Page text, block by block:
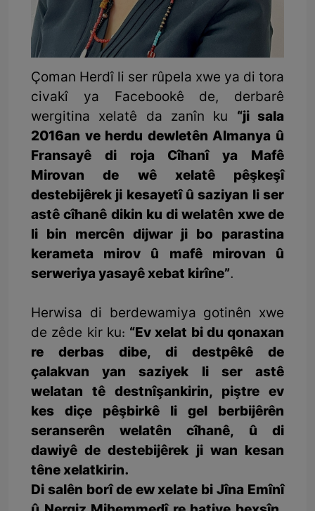
Çoman Herdî li ser rûpela xwe ya di tora
civakî ya Facebookê de, derbarê
wergitina xelatê da zanîn ku “ji sala
2016an ve herdu dewletên Almanya û
Fransayê di roja Cîhanî ya Mafê
Mirovan de wê xelatê pêşkeşî
destebijêrek ji kesayetî û saziyan li ser
astê cîhanê dikin ku di welatên xwe de
li bin mercên dijwar ji bo parastina
kerameta mirov û mafê mirovan û
serweriya yasayê xebat kirîne”.
Herwisa di berdewamiya gotinên xwe
de zêde kir ku: “Ev xelat bi du qonaxan
re derbas dibe, di destpêkê de
çalakvan yan saziyek li ser astê
welatan tê destnîşankirin, piştre ev
kes diçe pêşbirkê li gel berbijêrên
seranserên welatên cîhanê, û di
dawiyê de destebijêrek ji wan kesan
têne xelatkirin.
Di salên borî de ew xelate bi Jîna Emînî